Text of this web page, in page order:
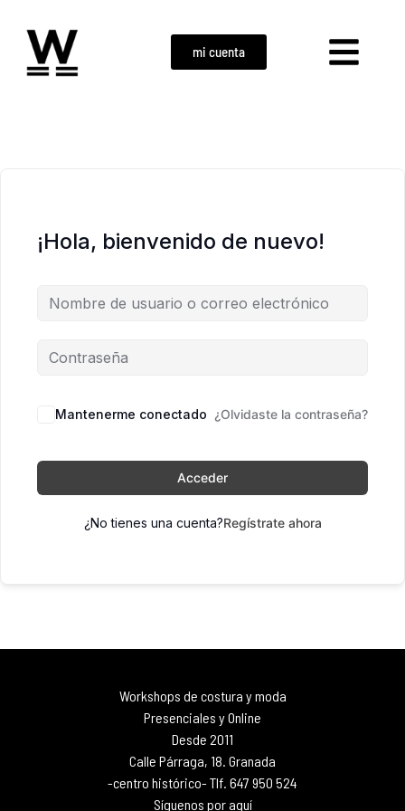
mi cuenta
¡Hola, bienvenido de nuevo!
Mantenerme conectado ¿Olvidaste la contraseña?
Acceder
¿No tienes una cuenta?Regístrate ahora
Workshops de costura y moda
Presenciales y Online
Desde 2011
Calle Párraga, 18. Granada
-centro histórico- Tlf. 647 950 524
Síguenos por aquí